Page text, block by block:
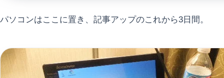
パソコンはここに置き、記事アップのこれから3日間。